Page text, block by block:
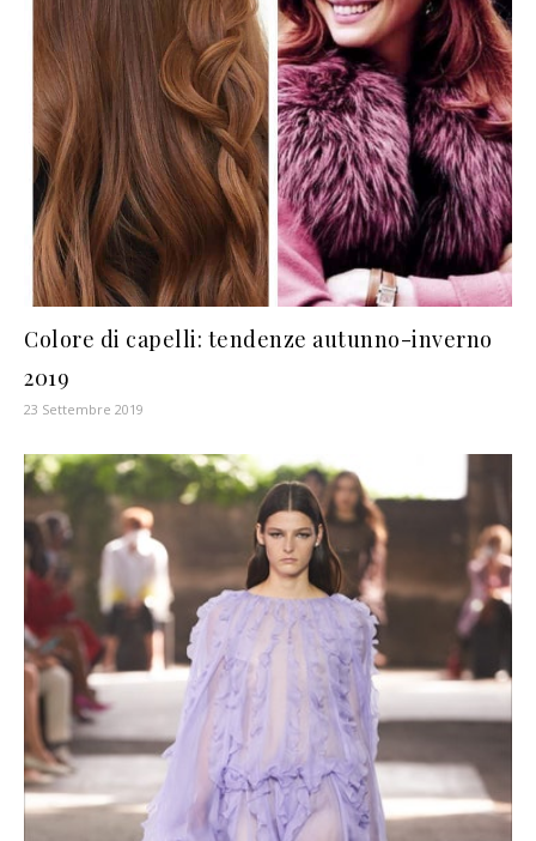
Colore di capelli: tendenze autunno-inverno
2019
23 Settembre 2019